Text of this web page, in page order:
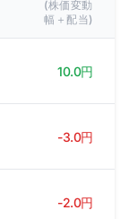
(株価変動
幅＋配当)
10.0円
-3.0円
-2.0円